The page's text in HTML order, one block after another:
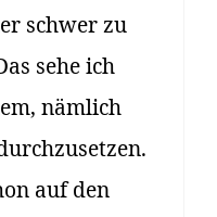
schwer zu
sehe ich
nämlich
auf den